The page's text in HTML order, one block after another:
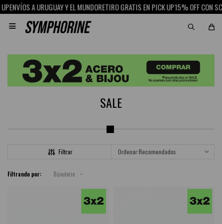
Y EL MUNDORETIRO GRATIS EN PICK UP15% OFF CON SCOTIABANK

SALE
Recomendados
Filtrando por: Bijouterie